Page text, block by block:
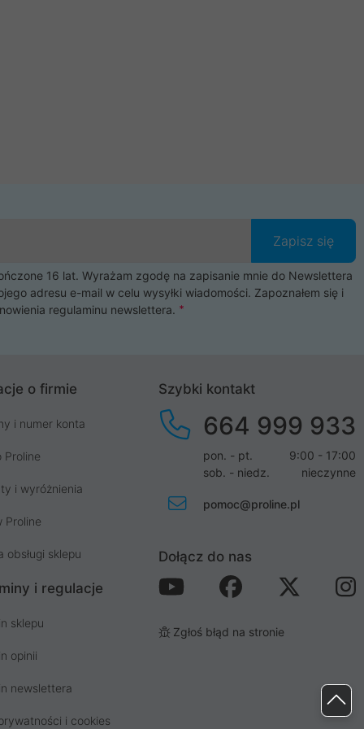
Zapisz się
16 lat. Wyrażam zgodę na zapisanie mnie do Newslettera
adresu e-mail w celu wysyłki wiadomości. Zapoznałem się i
regulaminu newslettera.
o firmie
i numer konta
Proline
i wyróżnienia
Proline
obsługi sklepu
i regulacje
sklepu
opinii
newslettera
i cookies
Szybki kontakt
664 999 933
pon. - pt.
9:00 - 17:00
sob. - niedz.
nieczynne
pomoc@proline.pl
Dołącz do nas
Zgłoś błąd na stronie